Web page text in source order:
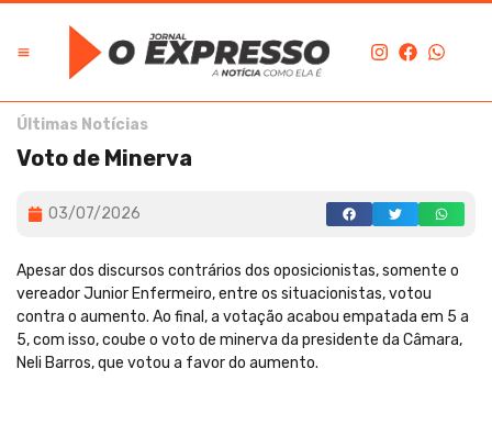
Últimas Notícias
Voto de Minerva
03/07/2026
Apesar dos discursos contrários dos oposicionistas, somente o
vereador Junior Enfermeiro, entre os situacionistas, votou
contra o aumento. Ao final, a votação acabou empatada em 5 a
5, com isso, coube o voto de minerva da presidente da Câmara,
Neli Barros, que votou a favor do aumento.